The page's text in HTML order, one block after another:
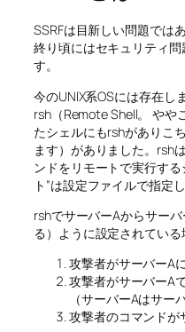
SSRFは目新しい問題では
終り頃にはセキュリティ
す。
今のUNIX系OSには存在し
rsh（Remote Shell。 やや
たシェルにもrshがありこ
ます）がありました。rsh
ンドをリモートで実行す
ト”は設定ファイルで指定し
rshでサーバーAからサー
る）ように設定されている
攻撃者がサーバーA
攻撃者がサーバーA
（サーバーAはサー
攻撃者のコマンドが